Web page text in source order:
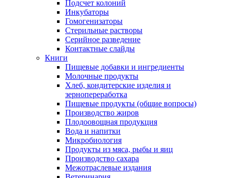
Подсчет колоний
Инкубаторы
Гомогенизаторы
Стерильные растворы
Серийное разведение
Контактные слайды
Книги
Пищевые добавки и ингредиенты
Молочные продукты
Хлеб, кондитерские изделия и
зернопереработка
Пищевые продукты (общие вопросы)
Производство жиров
Плодоовощная продукция
Вода и напитки
Микробиология
Продукты из мяса, рыбы и яиц
Производство сахара
Межотраслевые издания